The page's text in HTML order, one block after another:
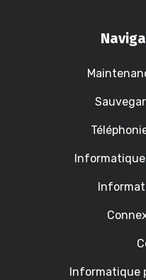
Informatique